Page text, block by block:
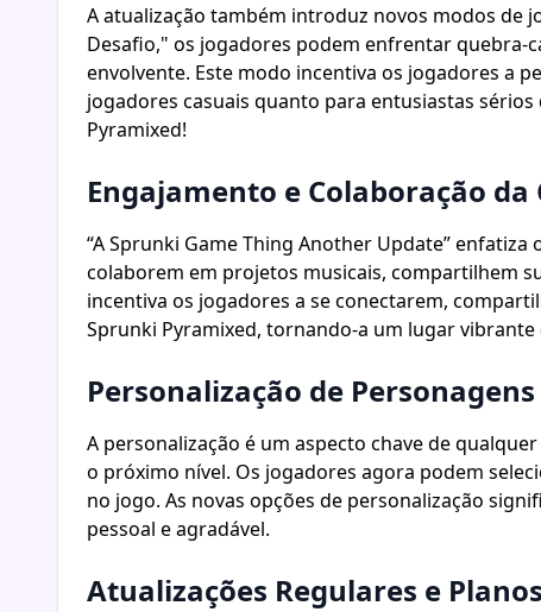
A atualização também introduz novos modos de
Desafio," os jogadores podem enfrentar quebra-
envolvente. Este modo incentiva os jogadores a
jogadores casuais quanto para entusiastas
Pyramixed!
Engajamento e Colaboração
“A Sprunki Game Thing Another Update”
colaborem em projetos musicais, compartilhem
incentiva os jogadores a se conectarem,
Sprunki Pyramixed, tornando-a um lugar
Personalização de
A personalização é um aspecto chave de
o próximo nível. Os jogadores agora podem
no jogo. As novas opções de personalização
pessoal e agradável.
Atualizações Regulares e